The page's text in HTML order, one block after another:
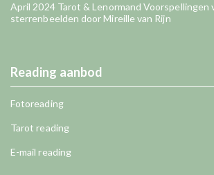
April 2024 Tarot & Lenormand Voorspellingen
sterrenbeelden door Mireille van Rijn
Reading aanbod
Fotoreading
Tarot reading
E-mail reading